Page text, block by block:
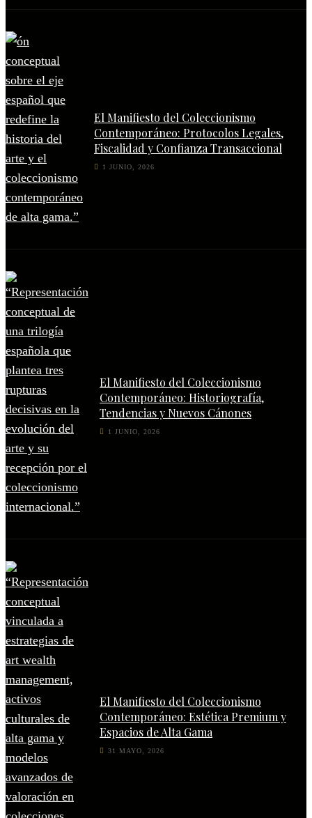
El Manifiesto del Coleccionismo
Contemporáneo: Protocolos Legales,
Fiscalidad y Confianza Transaccional
1 JUNIO, 2026
El Manifiesto del Coleccionismo
Contemporáneo: Historiografía,
Tendencias y Nuevos Cánones
1 JUNIO, 2026
El Manifiesto del Coleccionismo
Contemporáneo: Estética Premium y
Espacios de Alta Gama
31 MAYO, 2026